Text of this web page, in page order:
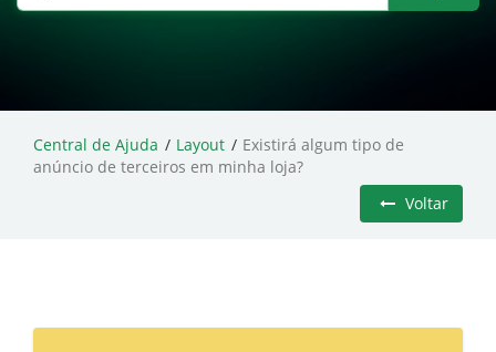
Central de Ajuda Layout
Existirá algum tipo de
anúncio de terceiros em minha loja?
Voltar